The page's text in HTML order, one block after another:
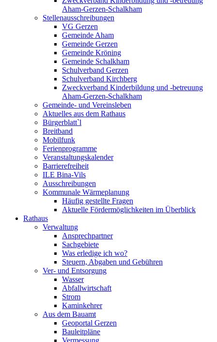
Aham-Gerzen-Schalkham
Stellenausschreibungen
VG Gerzen
Gemeinde Aham
Gemeinde Gerzen
Gemeinde Kröning
Gemeinde Schalkham
Schulverband Gerzen
Schulverband Kirchberg
Zweckverband Kinderbildung und -betreuung
Aham-Gerzen-Schalkham
Gemeinde- und Vereinsleben
Aktuelles aus dem Rathaus
Bürgerblatt`l
Breitband
Mobilfunk
Ferienprogramme
Veranstaltungskalender
Barrierefreiheit
ILE Bina-Vils
Ausschreibungen
Kommunale Wärmeplanung
Häufig gestellte Fragen
Aktuelle Fördermöglichkeiten im Überblick
Rathaus
Verwaltung
Ansprechpartner
Sachgebiete
Was erledige ich wo?
Steuern, Abgaben und Gebühren
Ver- und Entsorgung
Wasser
Abfallwirtschaft
Strom
Kaminkehrer
Aus dem Bauamt
Geoportal Gerzen
Bauleitpläne
Vermessung